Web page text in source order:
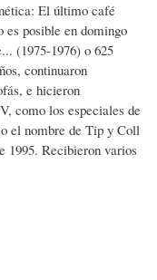
El último café
es posible en domingo
(1975-1976) o 625
continuaron
e hicieron
como los especiales de
el nombre de Tip y Coll
1995. Recibieron varios